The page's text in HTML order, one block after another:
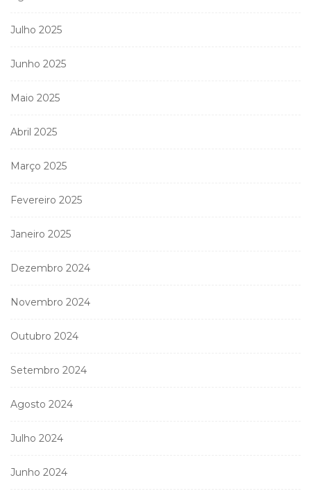
Julho 2025
Junho 2025
Maio 2025
Abril 2025
Março 2025
Fevereiro 2025
Janeiro 2025
Dezembro 2024
Novembro 2024
Outubro 2024
Setembro 2024
Agosto 2024
Julho 2024
Junho 2024